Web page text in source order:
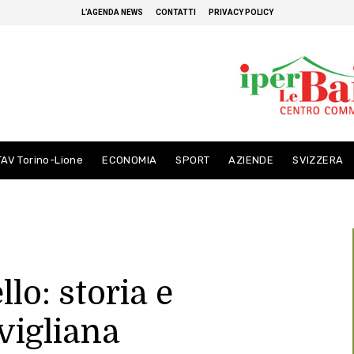
L’AGENDA NEWS CONTATTI PRIVACY POLICY
Torino-Lione ECONOMIA SPORT AZIENDE SVIZZERA
storia e